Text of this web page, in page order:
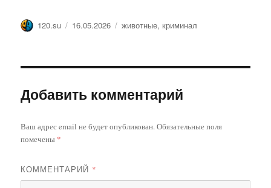
Автор
120.su Опубликовано
16.05.2026 Метки
животные, криминал
Добавить комментарий
Ваш адрес email не будет опубликован.Обязательные поля
помечены *
КОММЕНТАРИЙ *